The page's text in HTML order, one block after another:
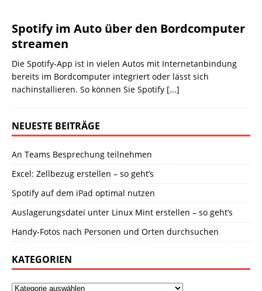
Spotify im Auto über den Bordcomputer
streamen
Die Spotify-App ist in vielen Autos mit Internet­anbindung
bereits im Bordcomputer integriert oder lässt sich
nachinstallieren. So können Sie Spotify [...]
NEUESTE BEITRÄGE
An Teams Besprechung teilnehmen
Excel: Zellbezug erstellen – so geht’s
Spotify auf dem iPad optimal nutzen
Auslagerungsdatei unter Linux Mint erstellen – so geht’s
Handy-Fotos nach Personen und Orten durchsuchen
KATEGORIEN